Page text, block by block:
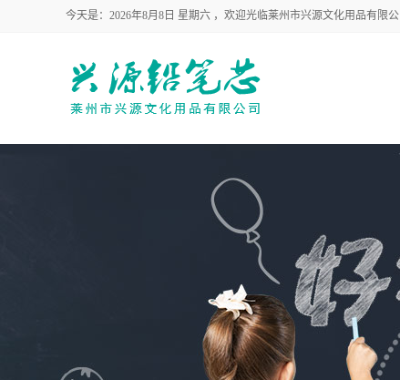
今天是：2026年8月8日 星期六 ，欢迎光临莱州市兴源文化用品有限公